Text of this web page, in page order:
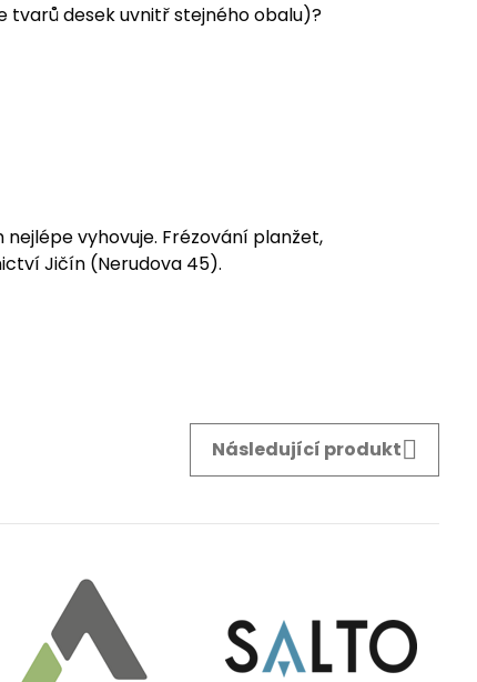
tvarů desek uvnitř stejného obalu)?
vyhovuje. Frézování planžet,
Jičín (Nerudova 45).
Následující produkt